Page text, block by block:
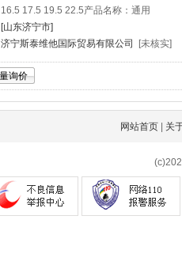
16.5 17.5 19.5 22.5产品名称：通用
[山东济宁市]
济宁斯泰维他国际贸易有限公司
[未核实]
网站首页 关